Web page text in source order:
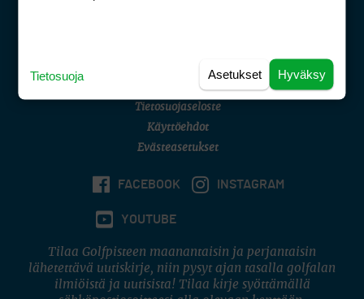
(digi) digi@otavamedia.fi
Tietosuojaseloste
Käyttöehdot
Evästeasetukset
FACEBOOK INSTAGRAM
YOUTUBE
Tilaa Golfpisteen maanantaisin ja perjantaisin
lähetettävä uutiskirje, niin pysyt ajan tasalla golfalan
ilmiöistä ja uutisista! Tilaa kirje syöttämällä
Hyväksy
Asetukset
Tietosuoja